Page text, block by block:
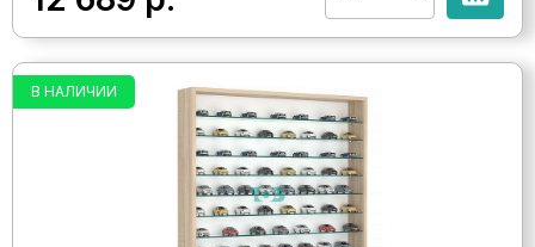
В НАЛИЧИИ